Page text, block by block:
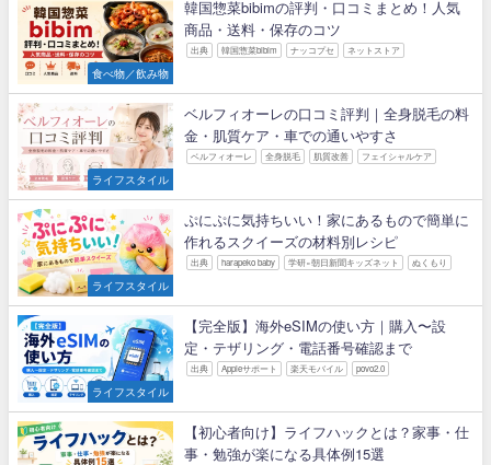
食べ物／飲み物
韓国惣菜bibimの評判・口コミまとめ！人気
商品・送料・保存のコツ
出典 韓国惣菜bibim ナッコプセ ネットストア
ライフスタイル
ベルフィオーレの口コミ評判｜全身脱毛の料
金・肌質ケア・車での通いやすさ
ベルフィオーレ 全身脱毛 肌質改善 フェイシャルケア
ライフスタイル
ぷにぷに気持ちいい！家にあるもので簡単に
作れるスクイーズの材料別レシピ
出典 harapeko baby 学研×朝日新聞キッズネット ぬくもり
ライフスタイル
【完全版】海外eSIMの使い方｜購入〜設
定・テザリング・電話番号確認まで
出典 Appleサポート 楽天モバイル povo2.0
【初心者向け】ライフハックとは？家事・仕
事・勉強が楽になる具体例15選